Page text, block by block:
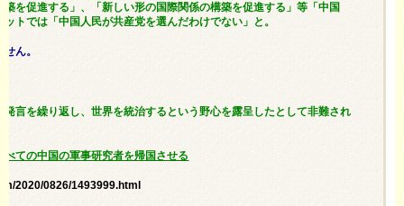
を促進する」、「新しい形の国際関係の構築を促進する」等「中国
トでは「中国人民が共産党を選んだわけでない」と。
ん。
発言を繰り返し、世界を統治するという野心を露呈したとして非難され
ての中国の軍事研究者を帰国させる
2020/0826/1493999.html